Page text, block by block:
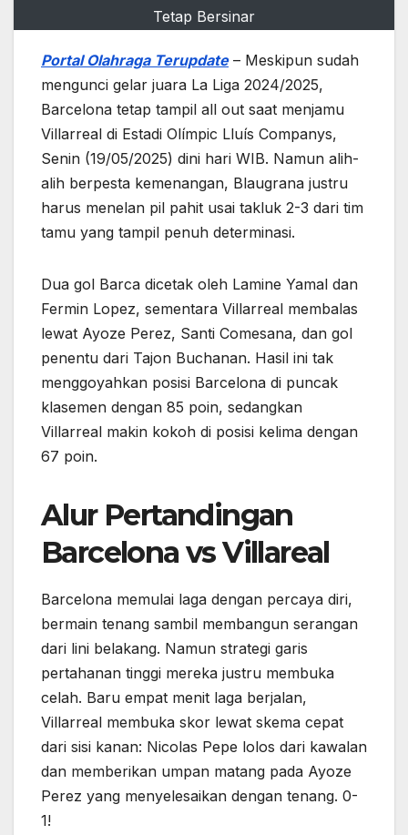
Tetap Bersinar
Portal Olahraga Terupdate– Meskipun sudah
mengunci gelar juara La Liga 2024/2025,
Barcelona tetap tampil all out saat menjamu
Villarreal di Estadi Olímpic Lluís Companys,
Senin (19/05/2025) dini hari WIB. Namun alih-
alih berpesta kemenangan, Blaugrana justru
harus menelan pil pahit usai takluk 2-3 dari tim
tamu yang tampil penuh determinasi.
Dua gol Barca dicetak oleh Lamine Yamal dan
Fermin Lopez, sementara Villarreal membalas
lewat Ayoze Perez, Santi Comesana, dan gol
penentu dari Tajon Buchanan. Hasil ini tak
menggoyahkan posisi Barcelona di puncak
klasemen dengan 85 poin, sedangkan
Villarreal makin kokoh di posisi kelima dengan
67 poin.
Alur Pertandingan
Barcelona vs Villareal
Barcelona memulai laga dengan percaya diri,
bermain tenang sambil membangun serangan
dari lini belakang. Namun strategi garis
pertahanan tinggi mereka justru membuka
celah. Baru empat menit laga berjalan,
Villarreal membuka skor lewat skema cepat
dari sisi kanan: Nicolas Pepe lolos dari kawalan
dan memberikan umpan matang pada Ayoze
Perez yang menyelesaikan dengan tenang. 0-
1!